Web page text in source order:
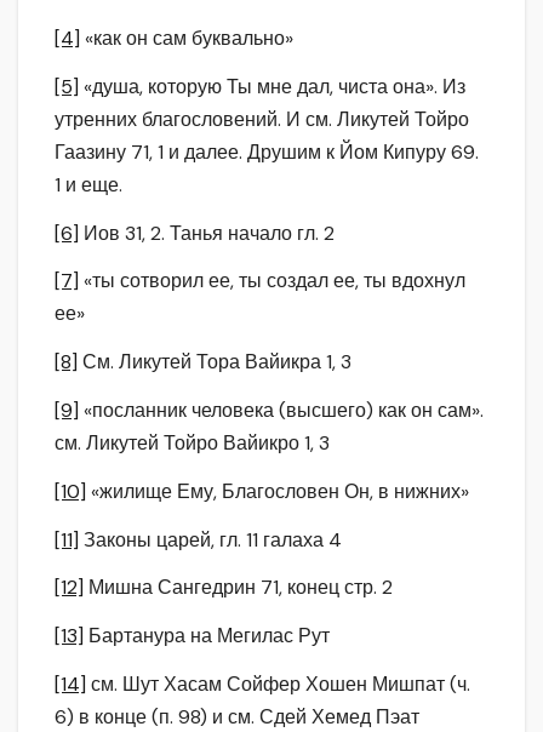
[4] «как он сам буквально»
[5] «душа, которую Ты мне дал, чиста она». Из
утренних благословений. И см. Ликутей Тойро
Гаазину 71, 1 и далее. Друшим к Йом Кипуру 69.
1 и еще.
[6] Иов 31, 2. Танья начало гл. 2
[7] «ты сотворил ее, ты создал ее, ты вдохнул
ее»
[8] См. Ликутей Тора Вайикра 1, 3
[9] «посланник человека (высшего) как он сам».
см. Ликутей Тойро Вайикро 1, 3
[10] «жилище Ему, Благословен Он, в нижних»
[11] Законы царей, гл. 11 галаха 4
[12] Мишна Сангедрин 71, конец стр. 2
[13] Бартанура на Мегилас Рут
[14] см. Шут Хасам Сойфер Хошен Мишпат (ч.
6) в конце (п. 98) и см. Сдей Хемед Пэат